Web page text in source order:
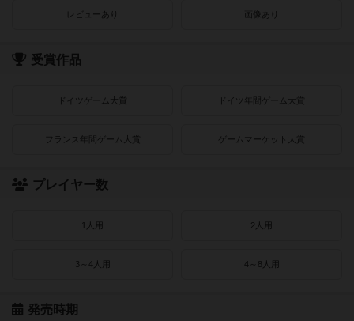
レビューあり 画像あり
受賞作品
ドイツゲーム大賞 ドイツ年間ゲーム大賞
フランス年間ゲーム大賞 ゲームマーケット大賞
プレイヤー数
1人用 2人用
3～4人用 4～8人用
発売時期